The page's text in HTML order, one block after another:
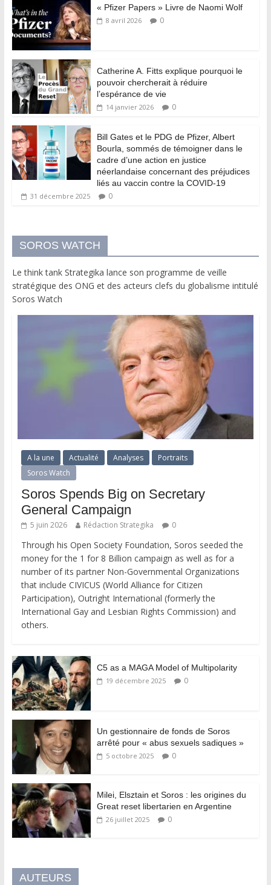
« Pfizer Papers » Livre de Naomi Wolf
8 avril 2026 0
Catherine A. Fitts explique pourquoi le
pouvoir chercherait à réduire
l’espérance de vie
14 janvier 2026 0
Bill Gates et le PDG de Pfizer, Albert
Bourla, sommés de témoigner dans le
cadre d’une action en justice
néerlandaise concernant des préjudices
liés au vaccin contre la COVID-19
31 décembre 2025 0
SOROS WATCH
Le think tank Strategika lance son programme de veille
stratégique des ONG et des acteurs clefs du globalisme intitulé
Soros Watch
A la une Actualité Analyses
Portraits
Soros Watch
Soros Spends Big on Secretary
General Campaign
5 juin 2026 Rédaction Strategika 0
Through his Open Society Foundation, Soros seeded the
money for the 1 for 8 Billion campaign as well as for a
number of its partner Non-Governmental Organizations
that include CIVICUS (World Alliance for Citizen
Participation), Outright International (formerly the
International Gay and Lesbian Rights Commission) and
others.
C5 as a MAGA Model of Multipolarity
19 décembre 2025 0
Un gestionnaire de fonds de Soros
arrêté pour « abus sexuels sadiques »
5 octobre 2025 0
Milei, Elsztain et Soros : les origines du
Great reset libertarien en Argentine
26 juillet 2025 0
AUTEURS